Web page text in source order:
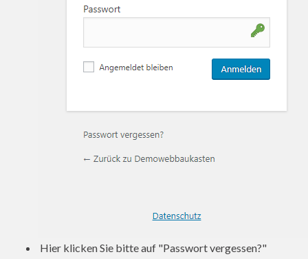
Hier klicken Sie bitte auf "Passwort vergessen?"